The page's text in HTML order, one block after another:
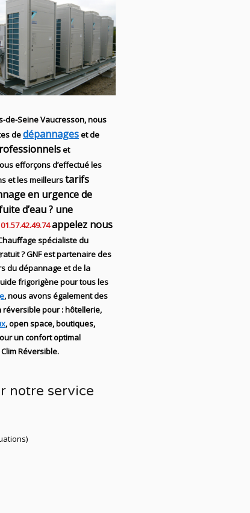
de-Seine Vaucresson, nous
dedépannageset de
et
efforçons d’effectué les
et les meilleurstarifs
en urgence de
d’eau ? une
01.57.42.49.74appelez nous
spécialiste du
? GNFest partenaire des
du dépannageet dela
frigorigène pour tous les
, nous avons également des
réversiblepour : hôtellerie,
, open space, boutiques,
un confort optimal
Réversible.
notre service